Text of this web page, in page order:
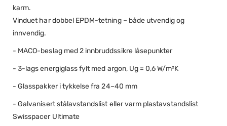
karm.
Vinduet har dobbel EPDM-tetning – både utvendig og
innvendig.
- MACO-beslag med 2 innbruddssikre låsepunkter
- 3-lags energiglass fylt med argon, Ug = 0,6 W/m²K
- Glasspakker i tykkelse fra 24–40 mm
- Galvanisert stålavstandslist eller varm plastavstandslist
Swisspacer Ultimate